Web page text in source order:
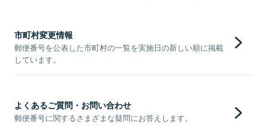
市町村変更情報
郵便番号を公表した市町村の一覧を実施日の新しい順に掲載
しています。
よくあるご質問・お問い合わせ
郵便番号に関するさまざまな疑問にお答えします。